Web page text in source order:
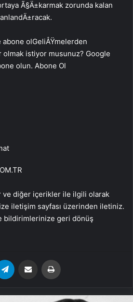
Ã§Ä±karmak zorunda kalan
GeliÅŸmelerden
olmak istiyor musunuz? Google
olun. Abone Ol
ve diğer içerikler ile ilgili olarak
iletişim sayfası üzerinden iletiniz.
bildirimlerinize geri dönüş
Email'den paylaş